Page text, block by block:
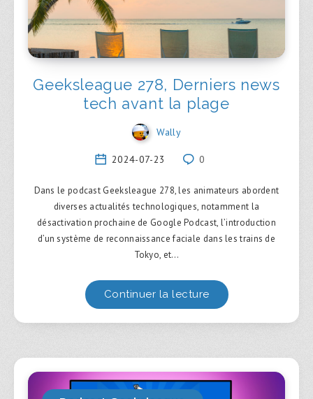
Geeksleague 278, Derniers news
tech avant la plage
Wally
2024-07-23 0
Dans le podcast Geeksleague 278, les animateurs abordent
diverses actualités technologiques, notamment la
désactivation prochaine de Google Podcast, l’introduction
d’un système de reconnaissance faciale dans les trains de
Tokyo, et…
Continuer la lecture